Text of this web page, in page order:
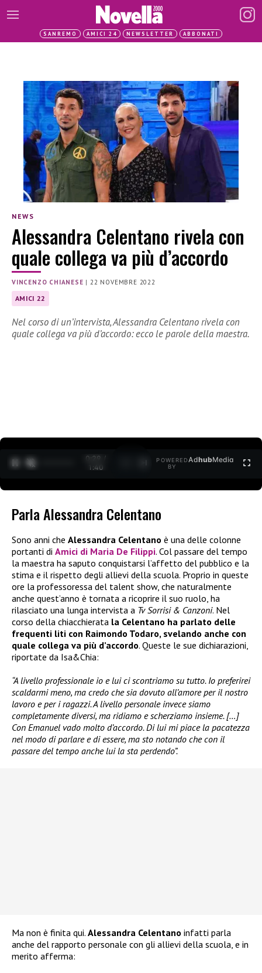
SANREMO AMICI 24 NEWSLETTER ABBONATI
NEWS
Alessandra Celentano rivela con
quale collega va più d’accordo
VINCENZO CHIANESE |22 NOVEMBRE 2022
AMICI 22
Nel corso di un’intervista, Alessandra Celentano rivela con
quale collega va più d’accordo: ecco le parole della maestra.
0:30 /
1:40
POWERED
BY
AdhubMedia
Parla Alessandra Celentano
Sono anni che Alessandra Celentano è una delle colonne
portanti di Amici di Maria De Filippi. Col passare del tempo
la maestra ha saputo conquistarsi l’affetto del pubblico e la
stima e il rispetto degli allievi della scuola. Proprio in queste
ore la professoressa del talent show, che naturalmente
anche quest’anno è tornata a ricoprire il suo ruolo, ha
rilasciato una lunga intervista a Tv Sorrisi & Canzoni. Nel
corso della chiacchierata la Celentano ha parlato delle
frequenti liti con Raimondo Todaro, svelando anche con
quale collega va più d’accordo. Queste le sue dichiarazioni,
riportate da Isa&Chia:
“A livello professionale io e lui ci scontriamo su tutto. Io preferirei
scaldarmi meno, ma credo che sia dovuto all’amore per il nostro
lavoro e per i ragazzi. A livello personale invece siamo
completamente diversi, ma ridiamo e scherziamo insieme. […]
Con Emanuel vado molto d’accordo. Di lui mi piace la pacatezza
nel modo di parlare e di essere, ma sto notando che con il
passare del tempo anche lui la sta perdendo”.
Ma non è finita qui. Alessandra Celentano infatti parla
anche del rapporto personale con gli allievi della scuola, e in
merito afferma: